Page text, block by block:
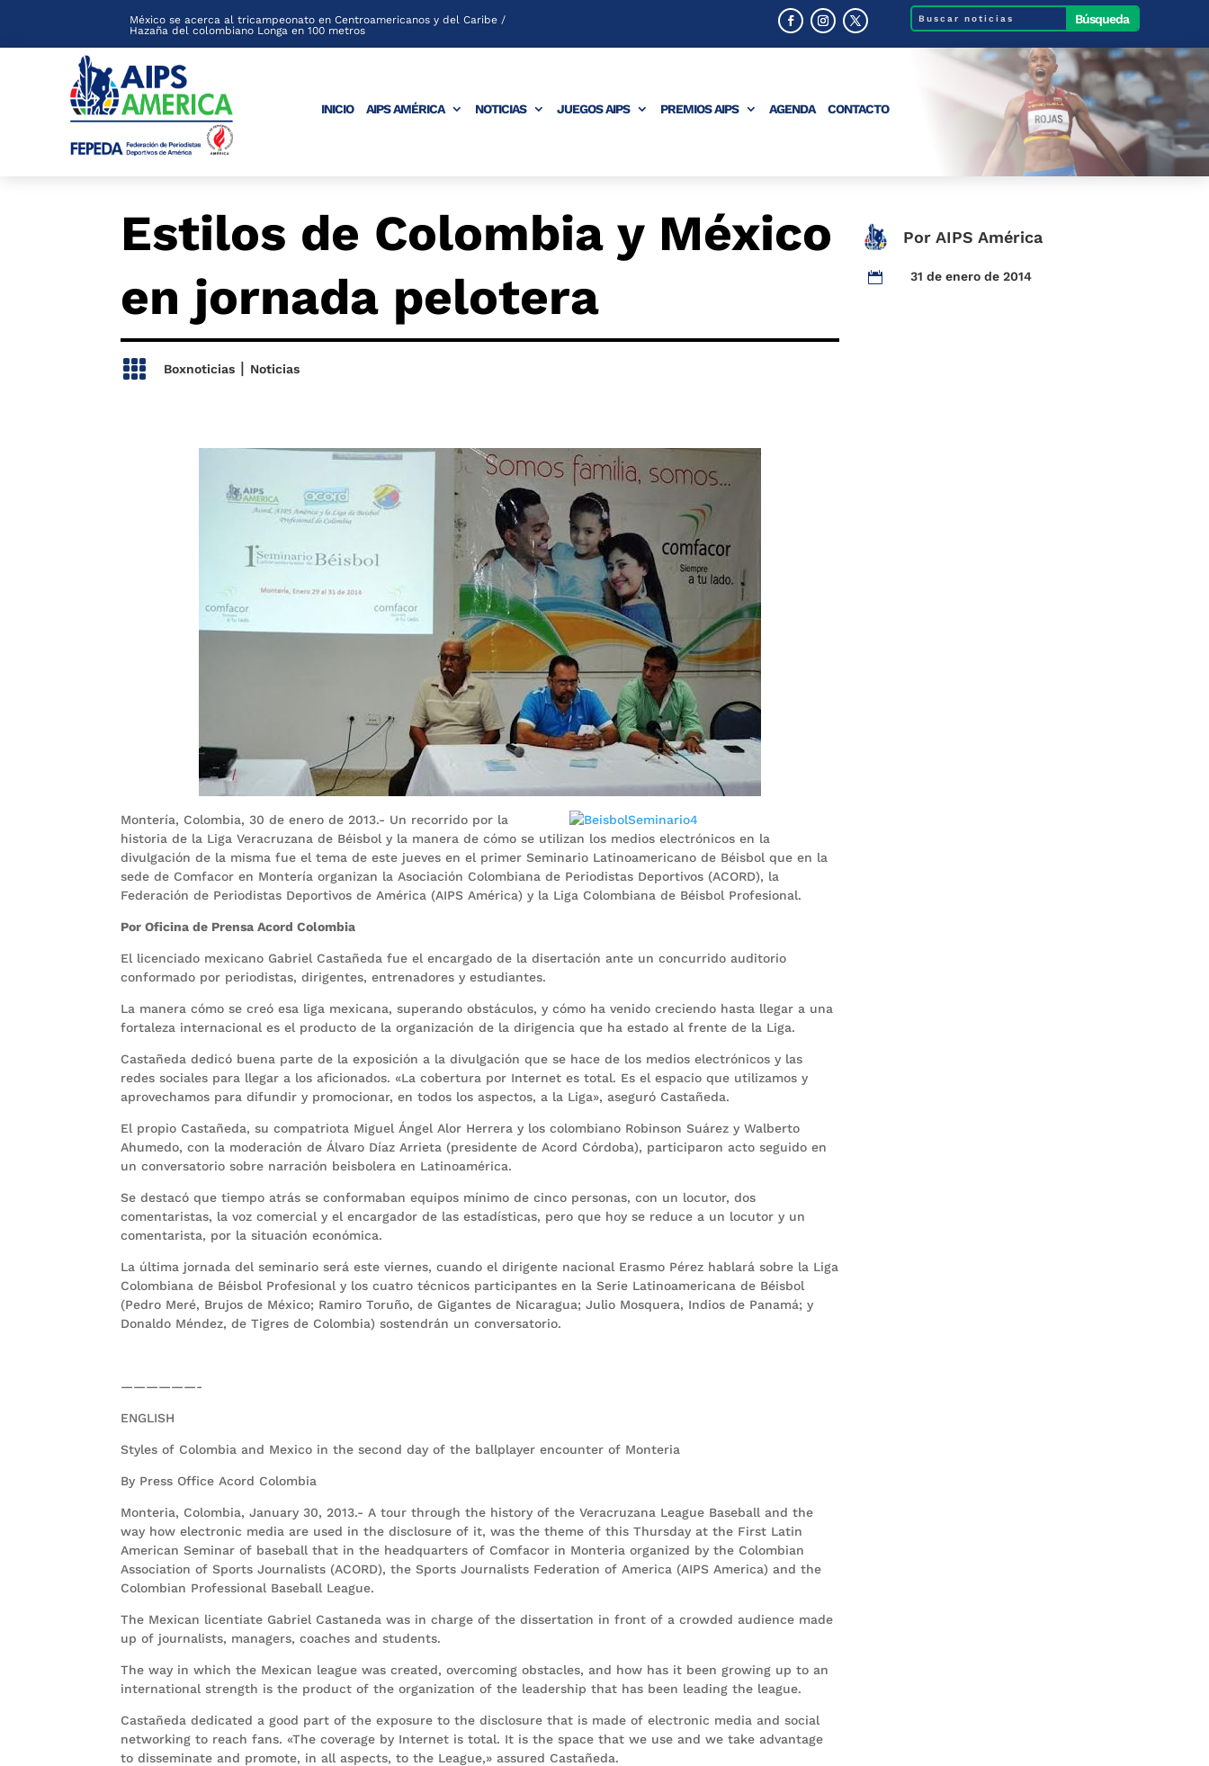
México se acerca al tricampeonato en Centroamericanos y del Caribe /
Hazaña del colombiano Longa en 100 metros
INICIO AIPS AMÉRICA NOTICIAS JUEGOS AIPS PREMIOS AIPS AGENDA CONTACTO
Estilos de Colombia y México
en jornada pelotera
 Boxnoticias| Noticias
Por AIPS América
 31 de enero de 2014
Montería, Colombia, 30 de enero de 2013.- Un recorrido por la
historia de la Liga Veracruzana de Béisbol y la manera de cómo se utilizan los medios electrónicos en la
divulgación de la misma fue el tema de este jueves en el primer Seminario Latinoamericano de Béisbol que en la
sede de Comfacor en Montería organizan la Asociación Colombiana de Periodistas Deportivos (ACORD), la
Federación de Periodistas Deportivos de América (AIPS América) y la Liga Colombiana de Béisbol Profesional.
Por Oficina de Prensa Acord Colombia
El licenciado mexicano Gabriel Castañeda fue el encargado de la disertación ante un concurrido auditorio
conformado por periodistas, dirigentes, entrenadores y estudiantes.
La manera cómo se creó esa liga mexicana, superando obstáculos, y cómo ha venido creciendo hasta llegar a una
fortaleza internacional es el producto de la organización de la dirigencia que ha estado al frente de la Liga.
Castañeda dedicó buena parte de la exposición a la divulgación que se hace de los medios electrónicos y las
redes sociales para llegar a los aficionados. «La cobertura por Internet es total. Es el espacio que utilizamos y
aprovechamos para difundir y promocionar, en todos los aspectos, a la Liga», aseguró Castañeda.
El propio Castañeda, su compatriota Miguel Ángel Alor Herrera y los colombiano Robinson Suárez y Walberto
Ahumedo, con la moderación de Álvaro Díaz Arrieta (presidente de Acord Córdoba), participaron acto seguido en
un conversatorio sobre narración beisbolera en Latinoamérica.
Se destacó que tiempo atrás se conformaban equipos mínimo de cinco personas, con un locutor, dos
comentaristas, la voz comercial y el encargador de las estadísticas, pero que hoy se reduce a un locutor y un
comentarista, por la situación económica.
La última jornada del seminario será este viernes, cuando el dirigente nacional Erasmo Pérez hablará sobre la Liga
Colombiana de Béisbol Profesional y los cuatro técnicos participantes en la Serie Latinoamericana de Béisbol
(Pedro Meré, Brujos de México; Ramiro Toruño, de Gigantes de Nicaragua; Julio Mosquera, Indios de Panamá; y
Donaldo Méndez, de Tigres de Colombia) sostendrán un conversatorio.
——————-
ENGLISH
Styles of Colombia and Mexico in the second day of the ballplayer encounter of Monteria
By Press Office Acord Colombia
Monteria, Colombia, January 30, 2013.- A tour through the history of the Veracruzana League Baseball and the
way how electronic media are used in the disclosure of it, was the theme of this Thursday at the First Latin
American Seminar of baseball that in the headquarters of Comfacor in Monteria organized by the Colombian
Association of Sports Journalists (ACORD), the Sports Journalists Federation of America (AIPS America) and the
Colombian Professional Baseball League.
The Mexican licentiate Gabriel Castaneda was in charge of the dissertation in front of a crowded audience made
up of journalists, managers, coaches and students.
The way in which the Mexican league was created, overcoming obstacles, and how has it been growing up to an
international strength is the product of the organization of the leadership that has been leading the league.
Castañeda dedicated a good part of the exposure to the disclosure that is made ​​of electronic media and social
networking to reach fans. «The coverage by Internet is total. It is the space that we use and we take advantage
to disseminate and promote, in all aspects, to the League,» assured Castañeda.